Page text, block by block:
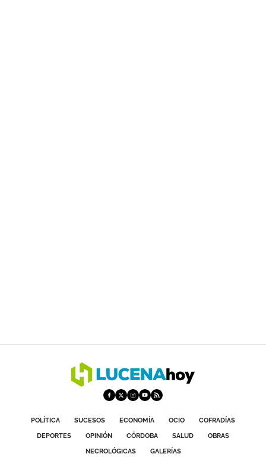
POLÍTICA SUCESOS ECONOMÍA OCIO
COFRADÍAS
DEPORTES
OPINIÓN CÓRDOBA SALUD
OBRAS
NECROLÓGICAS
GALERÍAS